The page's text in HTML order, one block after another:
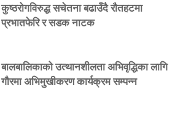
कुष्ठरोगविरुद्ध सचेतना बढाउँदै रौतहटमा
प्रभातफेरि र सडक नाटक
बालबालिकाको उत्थानशीलता अभिवृद्धिका लागि
गौरमा अभिमुखीकरण कार्यक्रम सम्पन्न